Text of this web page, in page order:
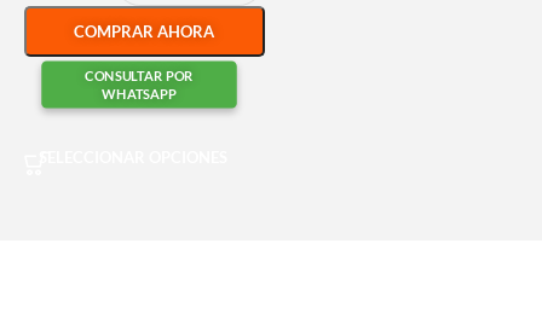
COMPRAR AHORA
CONSULTAR POR
WHATSAPP